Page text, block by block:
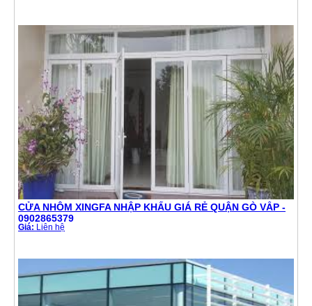
CỬA NHÔM XINGFA NHẬP KHẨU GIÁ RẺ QUẬN GÒ VẤP -
0902865379
Giá: Liên hệ